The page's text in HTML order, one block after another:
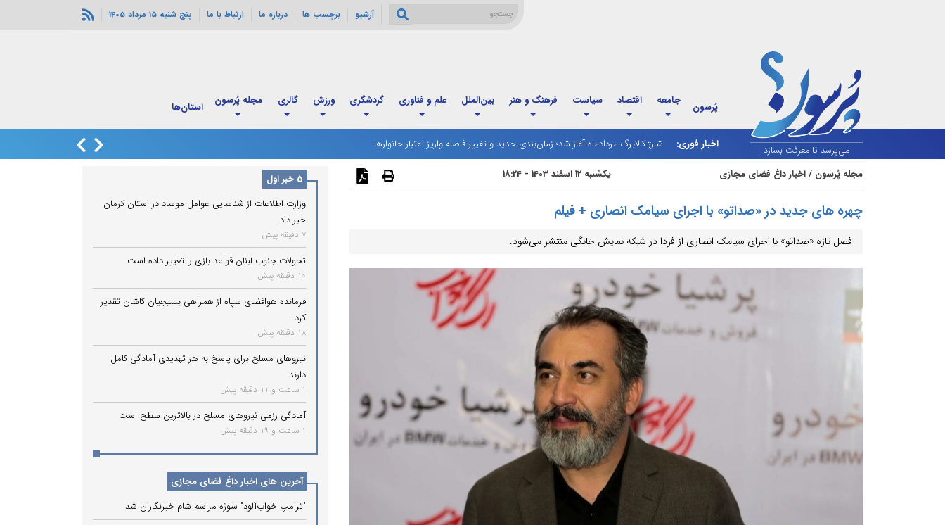
آرشیو برچسب ها درباره ما ارتباط با ما پنج شنبه 15 مرداد 1405
می‌پرسد تا معرفت بسازد
پُرسون جامعه اقتصاد سیاست فرهنگ و هنر بین‌الملل علم و فناوری گردشگری ورزش گالری مجله پُرسون استان‌ها
اخبار فوری:
شارژ کالابرگ مردادماه آغاز شد؛ زمان‌بندی جدید و تغییر فاصله واریز اعتبار خانوارها
ونس: دولت ترامپ به دنبال پایان موفقیت‌آمیز مناقشه با ایران از مسیر دیپلماسی است
مجله پُرسون /اخبار داغ فضای مجازی یکشنبه 12 اسفند 1403 - 18:24
چهره های جدید در «صداتو» با اجرای سیامک انصاری + فیلم
فصل تازه «صداتو» با اجرای سیامک انصاری از فردا در شبکه نمایش خانگی منتشر می‌شود.
5 خبر اول
وزارت اطلاعات از شناسایی عوامل موساد در استان کرمان
خبر داد
7 دقیقه پیش
تحولات جنوب لبنان قواعد بازی را تغییر داده است
10 دقیقه پیش
فرمانده هوافضای سپاه از همراهی بسیجیان کاشان تقدیر
کرد
18 دقیقه پیش
نیروهای مسلح برای پاسخ به هر تهدیدی آمادگی کامل
دارند
1 ساعت و 11 دقیقه پیش
آمادگی رزمی نیروهای مسلح در بالاترین سطح است
1 ساعت و 19 دقیقه پیش
آخرین های اخبار داغ فضای مجازی
"ترامپ خواب‌آلود" سوژه مراسم شام خبرنگاران شد